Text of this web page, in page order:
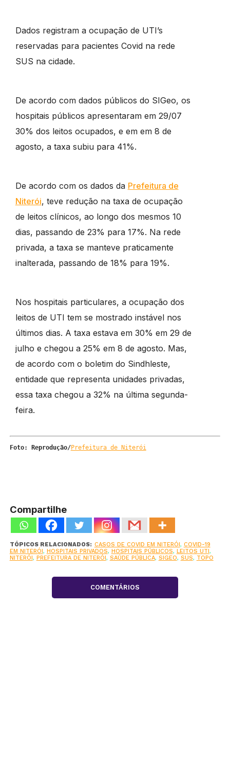
Dados registram a ocupação de UTI’s
reservadas para pacientes Covid na rede
SUS na cidade.
De acordo com dados públicos do SIGeo, os
hospitais públicos apresentaram em 29/07
30% dos leitos ocupados, e em em 8 de
agosto, a taxa subiu para 41%.
De acordo com os dados da Prefeitura de
Niterói, teve redução na taxa de ocupação
de leitos clínicos, ao longo dos mesmos 10
dias, passando de 23% para 17%. Na rede
privada, a taxa se manteve praticamente
inalterada, passando de 18% para 19%.
Nos hospitais particulares, a ocupação dos
leitos de UTI tem se mostrado instável nos
últimos dias. A taxa estava em 30% em 29 de
julho e chegou a 25% em 8 de agosto. Mas,
de acordo com o boletim do Sindhleste,
entidade que representa unidades privadas,
essa taxa chegou a 32% na última segunda-
feira.
Foto: Reprodução/Prefeitura de Niterói
Compartilhe
TÓPICOS RELACIONADOS: CASOS DE COVID EM NITERÓI , COVID-19
EM NITERÓI , HOSPITAIS PRIVADOS, HOSPITAIS PÚBLICOS, LEITOS UTI ,
NITERÓI , PREFEITURA DE NITERÓI , SAÚDE PÚBLICA, SIGEO, SUS, TOPO
COMENTÁRIOS